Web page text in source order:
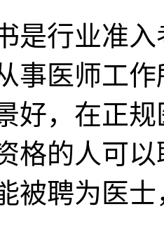
是行业准
事医师工
好，在正
格的人可
被聘为医